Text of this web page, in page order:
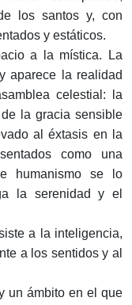
los santos y, con
y estáticos.
a la mística. La
aparece la realidad
celestial: la
la gracia sensible
al éxtasis en la
como una
humanismo se lo
la serenidad y el
a la inteligencia,
a los sentidos y al
un ámbito en el que